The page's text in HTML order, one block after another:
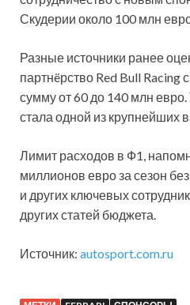
Скудерии около 100 млн
Разные источники ранее
партнëрство Red Bull Racing
сумму от 60 до 140 млн евро.
стала одной из крупнейших
Лимит расходов в Ф1,
миллионов евро за сезон
и других ключевых
других статей бюджета.
Источник: autosport.com.ru